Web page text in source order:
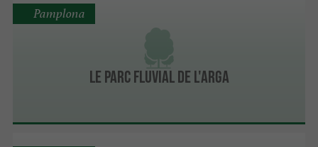
Le Parc Fluvial de l'Arga
Pamplona